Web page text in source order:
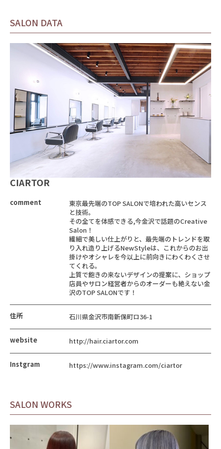
SALON DATA
CIARTOR
comment
東京最先端のTOP SALONで培われた高いセンス
と技術。
その全てを体感できる,今金沢で話題のCreative
Salon！
繊細で美しい仕上がりと、最先端のトレンドを取
り入れ造り上げるNewStyleは、これからのお出
掛けやオシャレを今以上に前向きにわくわくさせ
てくれる。
上質で飽きの来ないデザインの提案に、ショップ
店員やサロン経営者からのオーダーも絶えない金
沢のTOP SALONです！
住所 石川県金沢市南新保町ロ36-1
website http://hair.ciartor.com
Instgram https://www.instagram.com/ciartor
SALON WORKS